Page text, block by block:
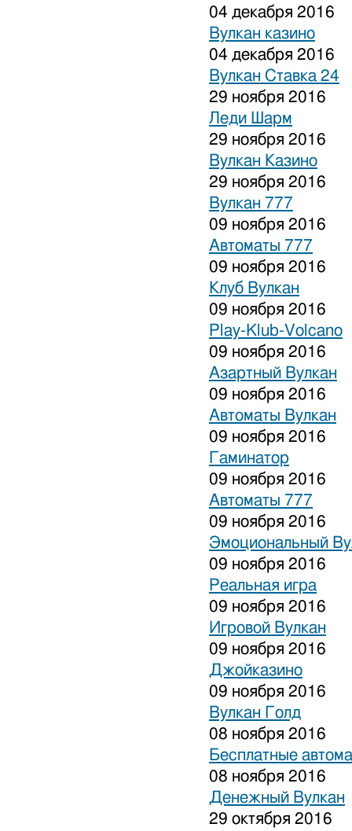
04 декабря 2016
Вулкан казино
04 декабря 2016
Вулкан Ставка 24
29 ноября 2016
Леди Шарм
29 ноября 2016
Вулкан Казино
29 ноября 2016
Вулкан 777
09 ноября 2016
Автоматы 777
09 ноября 2016
Клуб Вулкан
09 ноября 2016
Play-Klub-Volcano
09 ноября 2016
Азартный Вулкан
09 ноября 2016
Автоматы Вулкан
09 ноября 2016
Гаминатор
09 ноября 2016
Автоматы 777
09 ноября 2016
Эмоциональный
09 ноября 2016
Реальная игра
09 ноября 2016
Игровой Вулкан
09 ноября 2016
Джойказино
09 ноября 2016
Вулкан Голд
08 ноября 2016
Бесплатные
08 ноября 2016
Денежный Вулкан
29 октября 2016